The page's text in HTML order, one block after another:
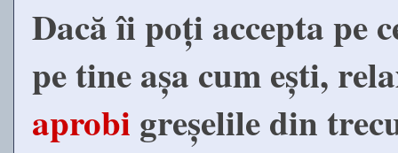
Dacă îi poți accepta pe
pe tine așa cum ești,
aprobi greșelile din